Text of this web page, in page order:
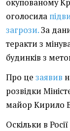
окупованому
оголосила
загрози.За
теракти з
будинків з
Про це заявив
розвідки
майор Кирило
Оскільки в